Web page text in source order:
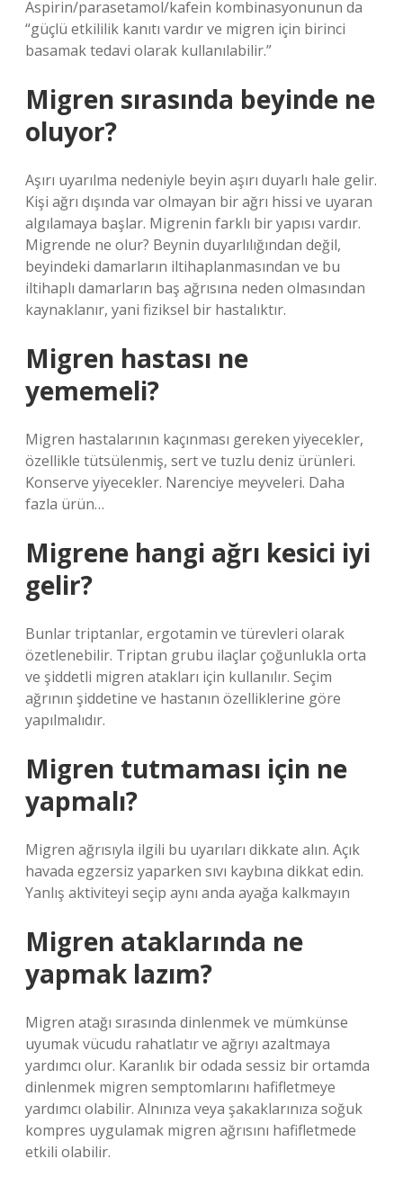
Aspirin/parasetamol/kafein kombinasyonunun da
“güçlü etkililik kanıtı vardır ve migren için birinci
basamak tedavi olarak kullanılabilir.”
Migren sırasında beyinde ne
oluyor?
Aşırı uyarılma nedeniyle beyin aşırı duyarlı hale gelir.
Kişi ağrı dışında var olmayan bir ağrı hissi ve uyaran
algılamaya başlar. Migrenin farklı bir yapısı vardır.
Migrende ne olur? Beynin duyarlılığından değil,
beyindeki damarların iltihaplanmasından ve bu
iltihaplı damarların baş ağrısına neden olmasından
kaynaklanır, yani fiziksel bir hastalıktır.
Migren hastası ne
yememeli?
Migren hastalarının kaçınması gereken yiyecekler,
özellikle tütsülenmiş, sert ve tuzlu deniz ürünleri.
Konserve yiyecekler. Narenciye meyveleri. Daha
fazla ürün…
Migrene hangi ağrı kesici iyi
gelir?
Bunlar triptanlar, ergotamin ve türevleri olarak
özetlenebilir. Triptan grubu ilaçlar çoğunlukla orta
ve şiddetli migren atakları için kullanılır. Seçim
ağrının şiddetine ve hastanın özelliklerine göre
yapılmalıdır.
Migren tutmaması için ne
yapmalı?
Migren ağrısıyla ilgili bu uyarıları dikkate alın. Açık
havada egzersiz yaparken sıvı kaybına dikkat edin.
Yanlış aktiviteyi seçip aynı anda ayağa kalkmayın
Migren ataklarında ne
yapmak lazım?
Migren atağı sırasında dinlenmek ve mümkünse
uyumak vücudu rahatlatır ve ağrıyı azaltmaya
yardımcı olur. Karanlık bir odada sessiz bir ortamda
dinlenmek migren semptomlarını hafifletmeye
yardımcı olabilir. Alnınıza veya şakaklarınıza soğuk
kompres uygulamak migren ağrısını hafifletmede
etkili olabilir.